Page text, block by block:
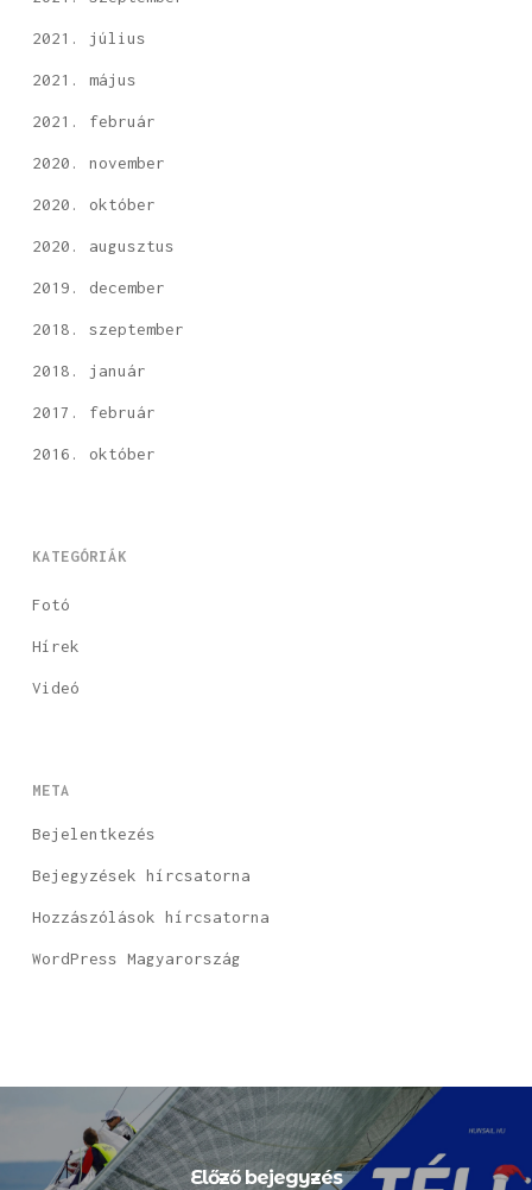
2021. július
2021. május
2021. február
2020. november
2020. október
2020. augusztus
2019. december
2018. szeptember
2018. január
2017. február
2016. október
KATEGÓRIÁK
Fotó
Hírek
Videó
META
Bejelentkezés
Bejegyzések hírcsatorna
Hozzászólások hírcsatorna
WordPress Magyarország
Előző bejegyzés